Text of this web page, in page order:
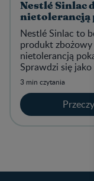
Nestlé Sinlac
nietolerancją
Nestlé Sinlac to
produkt zbożowy
nietolerancją
Sprawdzi się
zbożowy po 4.
3 min czytania